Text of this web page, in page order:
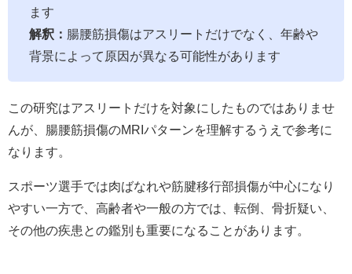
ます
解釈： 腸腰筋損傷はアスリートだけでなく、年齢や
背景によって原因が異なる可能性があります
この研究はアスリートだけを対象にしたものではありませ
んが、腸腰筋損傷のMRIパターンを理解するうえで参考に
なります。
スポーツ選手では肉ばなれや筋腱移行部損傷が中心になり
やすい一方で、高齢者や一般の方では、転倒、骨折疑い、
その他の疾患との鑑別も重要になることがあります。